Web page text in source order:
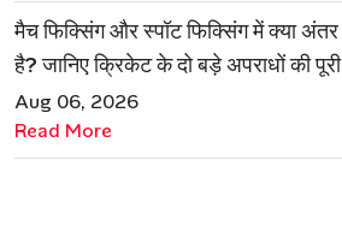
मैच फिक्सिंग और स्पॉट फिक्सिंग में क्या अंतर
है? जानिए क्रिकेट के दो बड़े अपराधों की पूरी
कहानी
Aug 06, 2026
Read More